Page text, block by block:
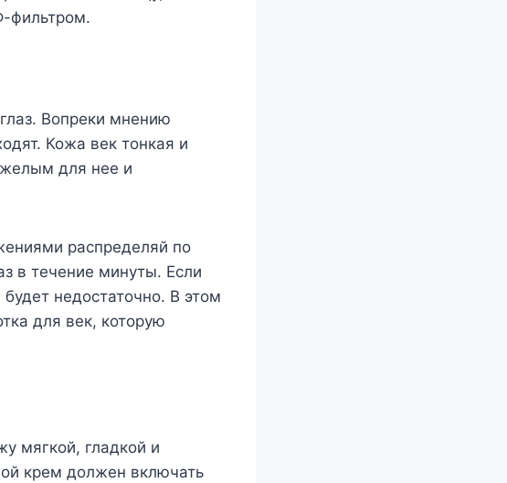
фильтром.
Вопреки мнению
Кожа век тонкая и
для нее и
распределяй по
в течение минуты. Если
недостаточно. В этом
для век, которую
мягкой, гладкой и
крем должен включать